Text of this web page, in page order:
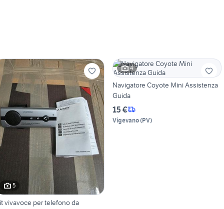
5
vivavoce per telefono da
4
Navigatore Coyote Mini Assistenza
Guida
15 €
Vigevano(PV)